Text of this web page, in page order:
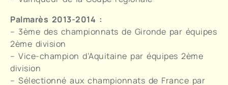
Palmarès 2013-2014 :
– 3ème des championnats de Gironde par équipes
2ème division
– Vice-champion d’Aquitaine par équipes 2ème
division
– Sélectionné aux championnats de France par